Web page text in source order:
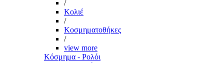
/
Κολιέ
/
Κοσμηματοθήκες
/
view more
Κόσμημα - Ρολόι